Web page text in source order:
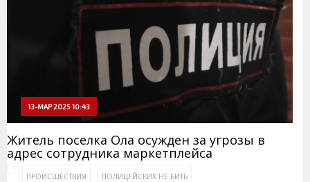
13-МАР 2025 10:43
Житель поселка Ола осужден за угрозы в
адрес сотрудника маркетплейса
ПРОИСШЕСТВИЯ ПОЛИЦЕЙСКИХ НЕ БИТЬ